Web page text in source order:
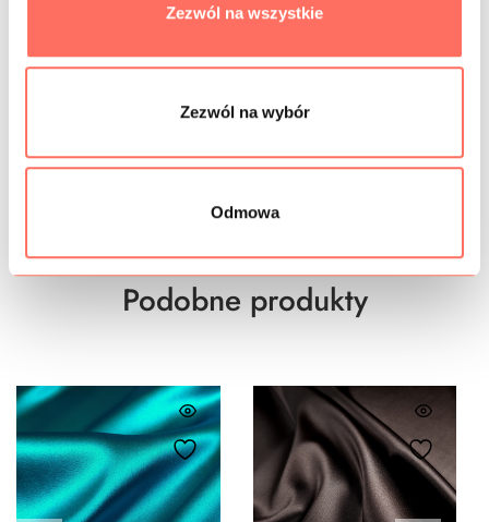
Zezwól na wszystkie
Zezwól na wybór
Odmowa
PRÓBKI TKANIN
BEZPIECZEŃSTWO
Podobne produkty